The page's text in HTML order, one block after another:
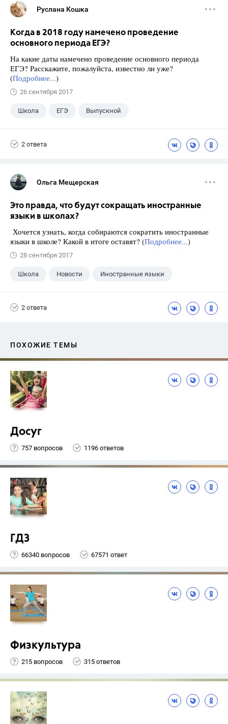
Руслана Кошка
Когда в 2018 году намечено проведение
основного периода ЕГЭ?
На какие даты намечено проведение основного периода
ЕГЭ? Расскажите, пожалуйста, известно ли уже?
(Подробнее...)
26 сентября 2017
Школа ЕГЭ Выпускной
2 ответа
Ольга Мещерская
Это правда, что будут сокращать иностранные
языки в школах?
Хочется узнать, когда собираются сократить иностранные
языки в школе? Какой в итоге оставят? (Подробнее...)
28 сентября 2017
Школа Новости Иностранные языки
2 ответа
ПОХОЖИЕ ТЕМЫ
Досуг
757 вопросов 1196 ответов
ГДЗ
66340 вопросов 67571 ответ
Физкультура
215 вопросов 315 ответов